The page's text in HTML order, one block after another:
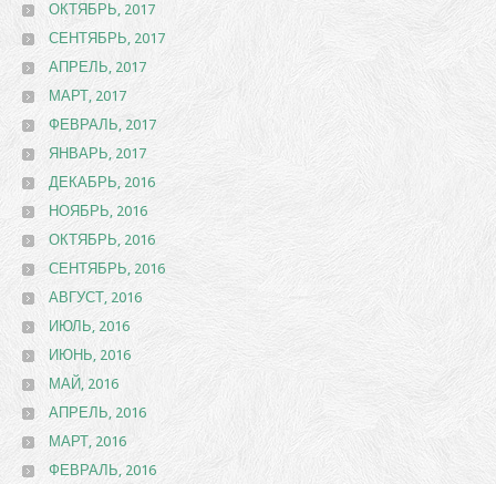
ОКТЯБРЬ, 2017
СЕНТЯБРЬ, 2017
АПРЕЛЬ, 2017
МАРТ, 2017
ФЕВРАЛЬ, 2017
ЯНВАРЬ, 2017
ДЕКАБРЬ, 2016
НОЯБРЬ, 2016
ОКТЯБРЬ, 2016
СЕНТЯБРЬ, 2016
АВГУСТ, 2016
ИЮЛЬ, 2016
ИЮНЬ, 2016
МАЙ, 2016
АПРЕЛЬ, 2016
МАРТ, 2016
ФЕВРАЛЬ, 2016